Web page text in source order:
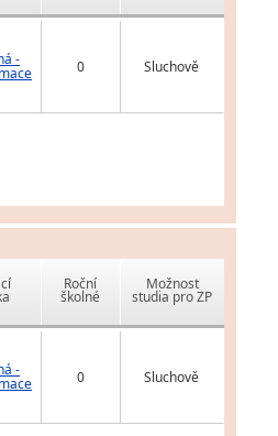
- 0 Sluchově
Roční
školné
Možnost
studia pro ZP
- 0 Sluchově